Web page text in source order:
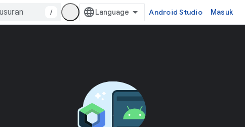
/ Android Studio Masuk